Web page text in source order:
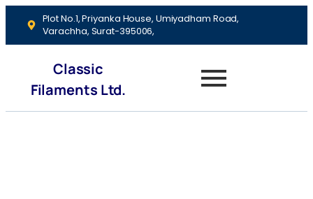
Plot No.1, Priyanka House, Umiyadham Road,
Varachha, Surat-395006,
Classic
Filaments Ltd.